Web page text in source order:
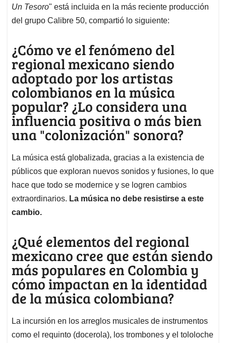
Un Tesoro" está incluida en la más reciente producción
del grupo Calibre 50, compartió lo siguiente:
¿Cómo ve el fenómeno del
regional mexicano siendo
adoptado por los artistas
colombianos en la música
popular? ¿Lo considera una
influencia positiva o más bien
una "colonización" sonora?
La música está globalizada, gracias a la existencia de
públicos que exploran nuevos sonidos y fusiones, lo que
hace que todo se modernice y se logren cambios
extraordinarios. La música no debe resistirse a este
cambio.
¿Qué elementos del regional
mexicano cree que están siendo
más populares en Colombia y
cómo impactan en la identidad
de la música colombiana?
La incursión en los arreglos musicales de instrumentos
como el requinto (docerola), los trombones y el tololoche